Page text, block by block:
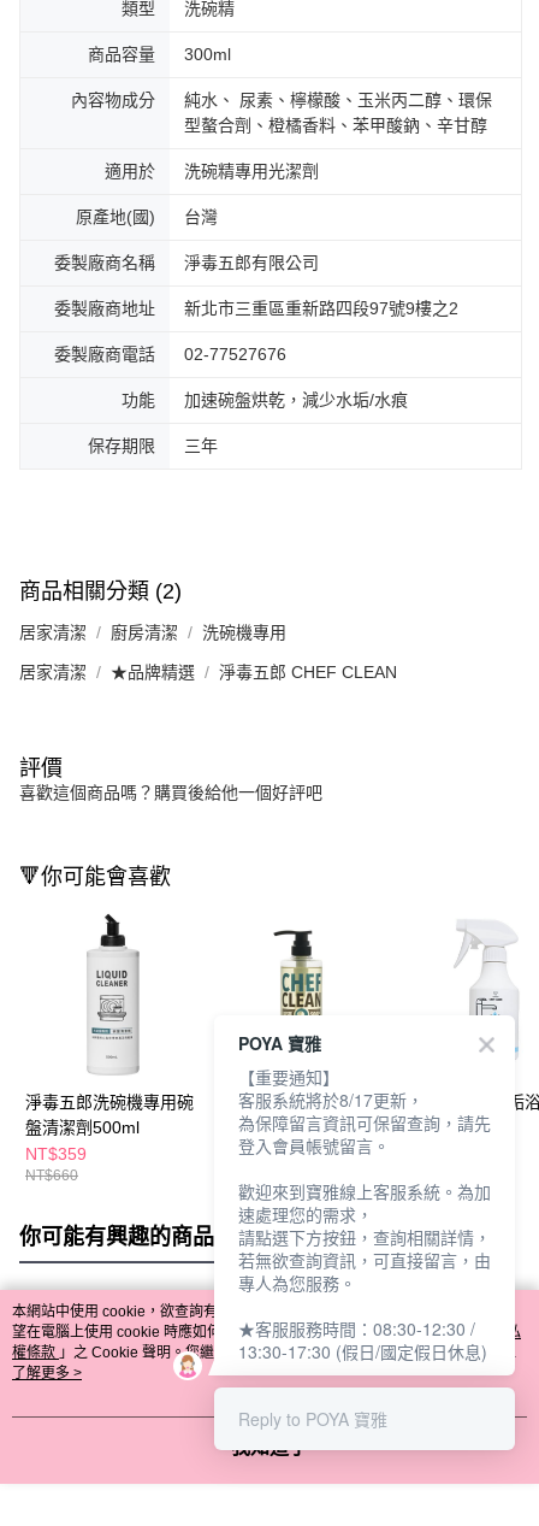
類型 洗碗精
商品容量 300ml
內容物成分
純水、 尿素、檸檬酸、玉米丙二醇、環保
型螯合劑、橙橘香料、苯甲酸鈉、辛甘醇
適用於 洗碗精專用光潔劑
原產地(國) 台灣
委製廠商名稱 淨毒五郎有限公司
委製廠商地址 新北市三重區重新路四段97號9樓之2
委製廠商電話 02-77527676
功能 加速碗盤烘乾，減少水垢/水痕
保存期限 三年
商品相關分類 (2)
居家清潔 廚房清潔 洗碗機專用
居家清潔 ★品牌精選 淨毒五郎 CHEF CLEAN
評價
喜歡這個商品嗎？購買後給他一個好評吧
🔻你可能會喜歡
淨毒五郎洗碗機專用碗
盤清潔劑500ml
NT$359
NT$660
淨毒五郎純淨雙效洗碗
精500ml
NT$269
淨毒五郎除水垢
潔劑300ml
你可能有興趣的商品 全站排行
熱門標籤
本網站中使用 cookie，欲查詢有關本網站使用 cookie 方式之詳情，及若您不希
望在電腦上使用 cookie 時應如何變更電腦的 cookie 設定，請參閱本網站「
隱私
權條款 」之 Cookie 聲明。您繼續使用本網站即表示您同意本公司得按本網站使
用條款之 Cookie 聲明使用 cookie。
了解更多 >
我知道了
POYA 寶雅
【重要通知】
客服系統將於8/17更新，
為保障留言資訊可保留查詢，請先
登入會員帳號留言。
歡迎來到寶雅線上客服系統。為加
速處理您的需求，
請點選下方按鈕，查詢相關詳情，
若無欲查詢資訊，可直接留言，由
專人為您服務。
★客服服務時間：08:30-12:30 /
13:30-17:30 (假日/國定假日休息)
Reply to POYA 寶雅